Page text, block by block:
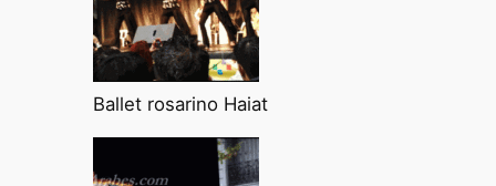
Ballet rosarino Haiat